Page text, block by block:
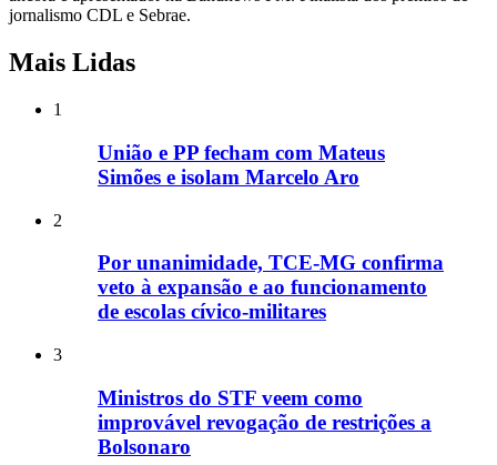
jornalismo CDL e Sebrae.
Mais Lidas
1
União e PP fecham com Mateus
Simões e isolam Marcelo Aro
2
Por unanimidade, TCE-MG confirma
veto à expansão e ao funcionamento
de escolas cívico-militares
3
Ministros do STF veem como
improvável revogação de restrições a
Bolsonaro